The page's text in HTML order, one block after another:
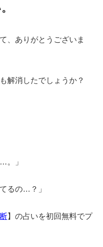
、ありがとうございま
解消したでしょうか？
。」
るの…？」
】の占いを初回無料でプ